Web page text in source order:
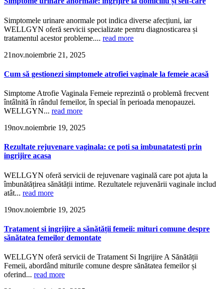
Simptomele urinare anormale pot indica diverse afecțiuni, iar
WELLGYN oferă servicii specializate pentru diagnosticarea și
tratamentul acestor probleme.... read more
21nov.noiembrie 21, 2025
Cum să gestionezi simptomele atrofiei vaginale la femeie acasă
Simptome Atrofie Vaginala Femeie reprezintă o problemă frecvent
întâlnită în rândul femeilor, în special în perioada menopauzei.
WELLGYN... read more
19nov.noiembrie 19, 2025
Rezultate rejuvenare vaginala: ce poti sa imbunatatesti prin
ingrijire acasa
WELLGYN oferă servicii de rejuvenare vaginală care pot ajuta la
îmbunătățirea sănătății intime. Rezultatele rejuvenării vaginale includ
atât... read more
19nov.noiembrie 19, 2025
Tratament si ingrijire a sănătății femeii: mituri comune despre
sănătatea femeilor demontate
WELLGYN oferă servicii de Tratament Si Ingrijire A Sănătății
Femeii, abordând miturile comune despre sănătatea femeilor și
oferind... read more